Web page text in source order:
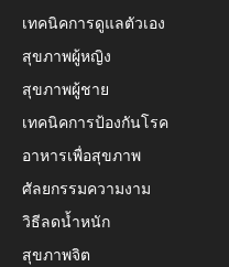
เทคนิคการดูแลตัวเอง
สุขภาพผู้หญิง
สุขภาพผู้ชาย
เทคนิคการป้องกันโรค
อาหารเพื่อสุขภาพ
ศัลยกรรมความงาม
วิธีลดน้ำหนัก
สุขภาพจิต